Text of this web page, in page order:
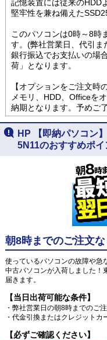
記憶装置には従来のHDD
堅牢性を兼ね備えた
このパソコンは0時～8時
す。(弊社営業日、代引ま
銀行振込でお支払いの場
荷」となります。
【オプションをご注文時
メモリ、HDD、Officeを
納期となります。予めご
HP 【即納パソコン
5N11のおすすめポイ
朝8時までのご注文
使っているパソコンの故障や急
中古パソコンが入荷しました！
届きます。
【当日出荷可能な条件】
・弊社営業日の朝8時までのご
・代金引換またはクレジット
【必ずご確認ください】